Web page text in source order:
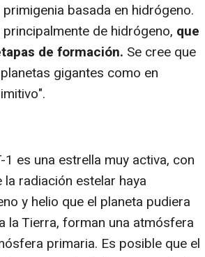
basada en hidrógeno.
de hidrógeno, que
de formación. Se cree que
gigantes como en
es una estrella muy activa, con
radiación estelar haya
y helio que el planeta pudiera
la Tierra, forman una atmósfera
primaria. Es posible que el